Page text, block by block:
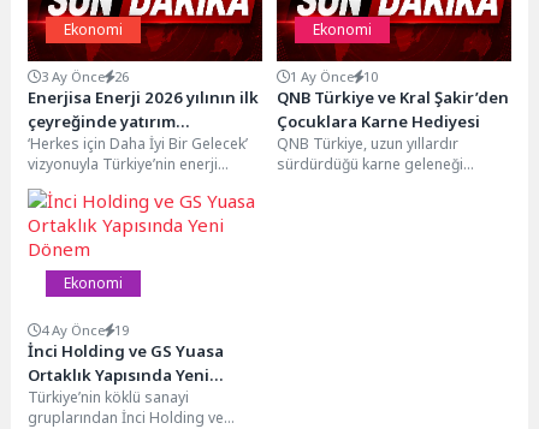
Ekonomi
3 Ay Önce 26
Enerjisa Enerji 2026 yılının ilk
çeyreğinde yatırım
kararlılığını sürdürdü
‘Herkes için Daha İyi Bir Gelecek’
vizyonuyla Türkiye’nin enerji
dönüşümüne öncülük eden
Enerjisa Enerji, Elektrik...
Ekonomi
1 Ay Önce 10
QNB Türkiye ve Kral Şakir’den
Çocuklara Karne Hediyesi
QNB Türkiye, uzun yıllardır
sürdürdüğü karne geleneği
Ekonomi
4 Ay Önce 19
İnci Holding ve GS Yuasa
Ortaklık Yapısında Yeni
Dönem
Türkiye’nin köklü sanayi
gruplarından İnci Holding ve